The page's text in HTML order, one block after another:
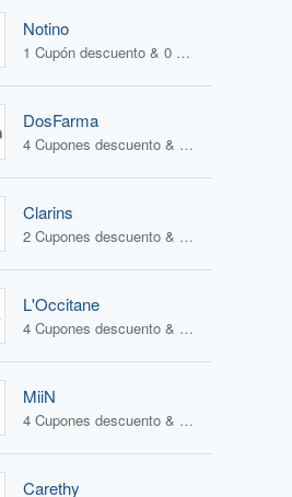
Notino
1 Cupón descuento & 0 Ofertas
DosFarma
4 Cupones descuento & 1 Oferta
Clarins
2 Cupones descuento & 1 Oferta
L'Occitane
4 Cupones descuento & 2 Ofertas
MiiN
4 Cupones descuento & 3 Ofertas
Carethy